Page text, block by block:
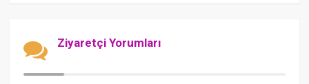
Ziyaretçi Yorumları